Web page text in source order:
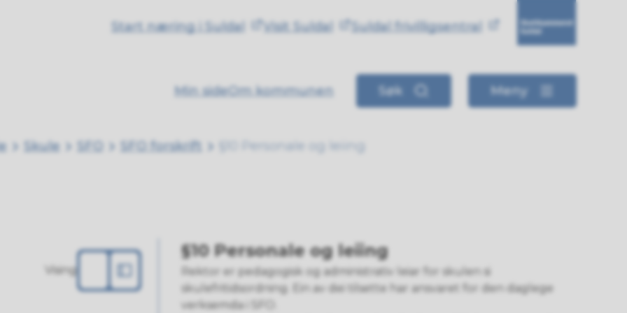
Start næring i Suldal Visit Suldal Suldal frivilligsentral
Min sideOm kommunen Søk Meny
Skule SFO SFO forskrift §10 Personale og leiing
Vising
§10 Personale og leiing
Rektor er pedagogisk og administrativ leiar for skulen si
skulefritidsordning. Ein av dei tilsette har ansvaret for den daglege
verksemda i SFO.